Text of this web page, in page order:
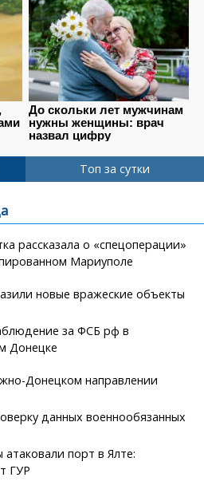
Топ за сутки
рассказала о «спецоперации»
Мариуполе
новые вражеские объекты
за ФСБ рф в
Донецке
Донецком направлении
данных военнообязанных
порт в Ялте:
ГУР